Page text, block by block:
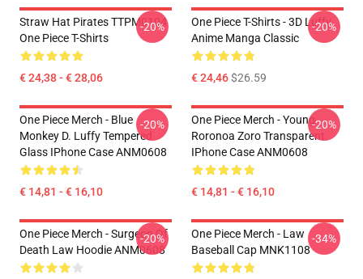
Straw Hat Pirates TTPM0104
One Piece T-Shirts
€ 24,38 - € 28,06
-20%
One Piece T-Shirts - 3D Luffy
Anime Manga Classic
€ 24,46$26.59
-20%
One Piece Merch - Blue
Monkey D. Luffy Tempered
Glass IPhone Case ANM0608
€ 14,81 - € 16,10
-20%
One Piece Merch - Young
Roronoa Zoro Transparent
IPhone Case ANM0608
€ 14,81 - € 16,10
-20%
One Piece Merch - Surgeon Of
Death Law Hoodie ANM0608
-20%
One Piece Merch - Law
Baseball Cap MNK1108
-34%